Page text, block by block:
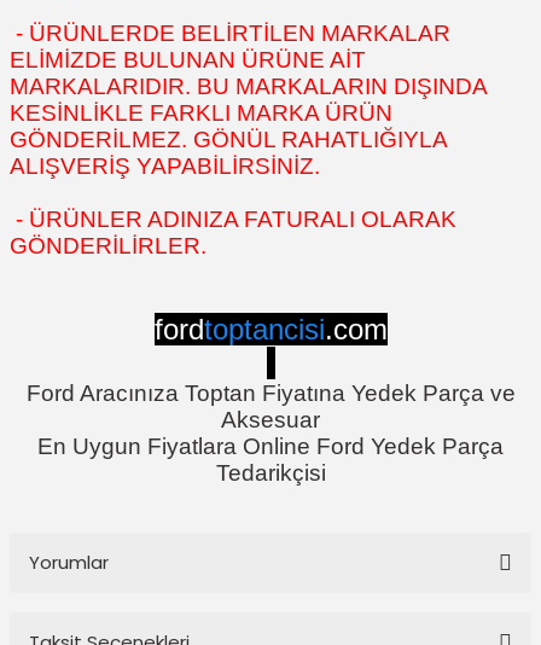
- ÜRÜNLERDE BELİRTİLEN MARKALAR
ELİMİZDE BULUNAN ÜRÜNE AİT
MARKALARIDIR. BU MARKALARIN DIŞINDA
KESİNLİKLE FARKLI MARKA ÜRÜN
GÖNDERİLMEZ. GÖNÜL RAHATLIĞIYLA
ALIŞVERİŞ YAPABİLİRSİNİZ.
- ÜRÜNLER ADINIZA FATURALI OLARAK
GÖNDERİLİRLER.
fordtoptancisi.com
Ford Aracınıza Toptan Fiyatına Yedek Parça ve
Aksesuar
En Uygun Fiyatlara Online Ford Yedek Parça
Tedarikçisi
Yorumlar